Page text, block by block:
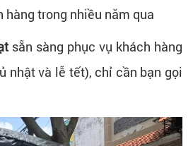
hàng trong nhiều năm qua
sẵn sàng phục vụ khách hàng
nhật và lễ tết), chỉ cần bạn gọi